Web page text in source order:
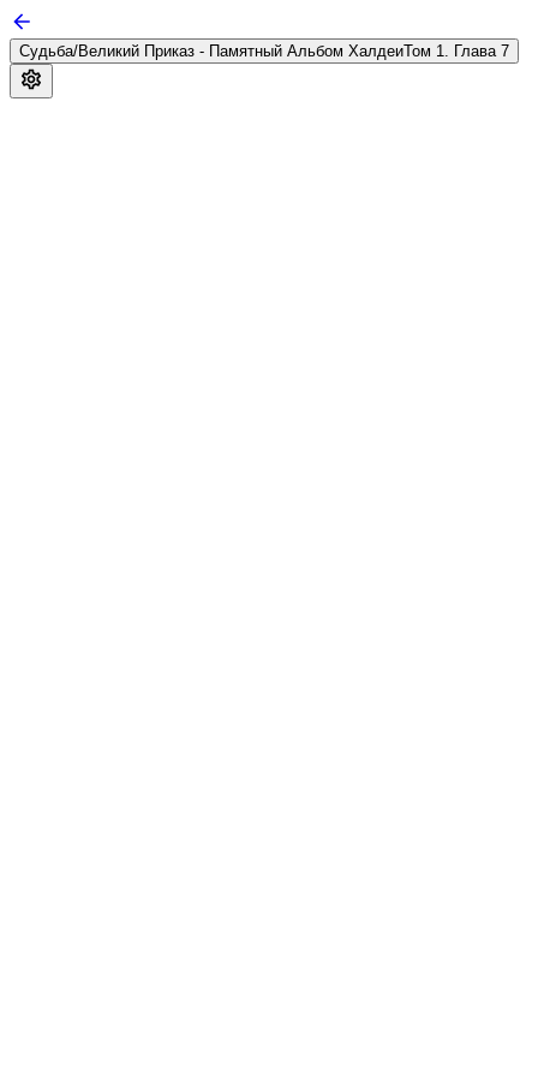
Судьба/Великий Приказ - Памятный Альбом ХалдеиТом 1. Глава 7